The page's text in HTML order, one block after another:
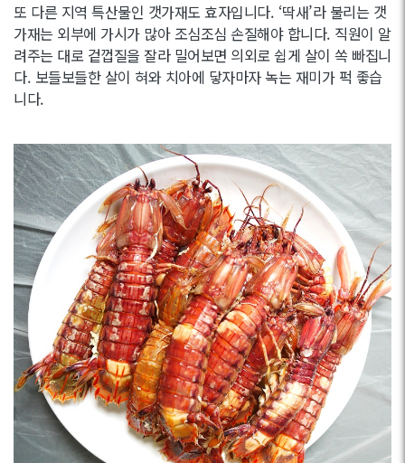
또 다른 지역 특산물인 갯가재도 효자입니다. ‘딱새’라 불리는 갯
가재는 외부에 가시가 많아 조심조심 손질해야 합니다. 직원이 알
려주는 대로 겉껍질을 잘라 밀어보면 의외로 쉽게 살이 쏙 빠집니
다. 보들보들한 살이 혀와 치아에 닿자마자 녹는 재미가 퍽 좋습
니다.